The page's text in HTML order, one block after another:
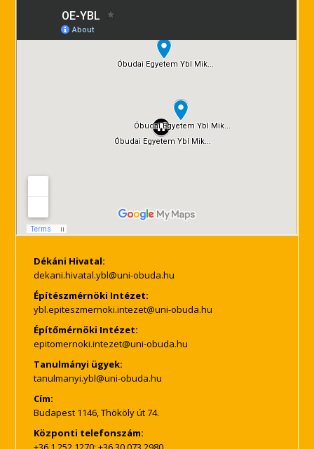
Dékáni Hivatal:
Építészmérnöki Intézet:
Építőmérnöki Intézet:
Tanulmányi ügyek:
Cím:
Budapest 1146, Thököly út 74.
Központi telefonszám: